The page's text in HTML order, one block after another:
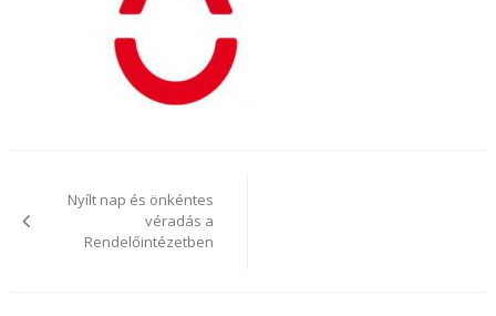
navigációNyílt nap és önkéntes
véradás a
Rendelőintézetben